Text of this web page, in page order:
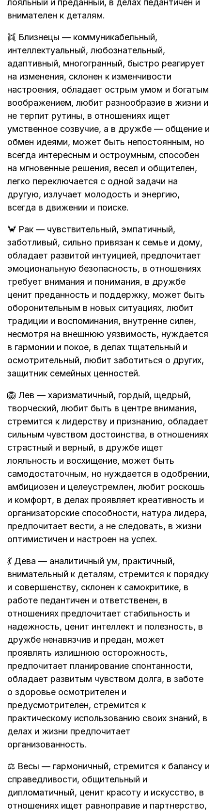
внимателен к деталям.
👯 Близнецы — коммуникабельный,
интеллектуальный, любознательный,
адаптивный, многогранный, быстро реагирует
на изменения, склонен к изменчивости
настроения, обладает острым умом и богатым
воображением, любит разнообразие в жизни и
не терпит рутины, в отношениях ищет
умственное созвучие, а в дружбе — общение и
обмен идеями, может быть непостоянным, но
всегда интересным и остроумным, способен
на мгновенные решения, весел и общителен,
легко переключается с одной задачи на
другую, излучает молодость и энергию,
всегда в движении и поиске.
🦀 Рак — чувствительный, эмпатичный,
заботливый, сильно привязан к семье и дому,
обладает развитой интуицией, предпочитает
эмоциональную безопасность, в отношениях
требует внимания и понимания, в дружбе
ценит преданность и поддержку, может быть
оборонительным в новых ситуациях, любит
традиции и воспоминания, внутренне силен,
несмотря на внешнюю уязвимость, нуждается
в гармонии и покое, в делах тщательный и
осмотрительный, любит заботиться о других,
защитник семейных ценностей.
🦁 Лев — харизматичный, гордый, щедрый,
творческий, любит быть в центре внимания,
стремится к лидерству и признанию, обладает
сильным чувством достоинства, в отношениях
страстный и верный, в дружбе ищет
лояльность и восхищение, может быть
самодостаточным, но нуждается в одобрении,
амбициозен и целеустремлен, любит роскошь
и комфорт, в делах проявляет креативность и
организаторские способности, натура лидера,
предпочитает вести, а не следовать, в жизни
оптимистичен и настроен на успех.
💃 Дева — аналитичный ум, практичный,
внимательный к деталям, стремится к порядку
и совершенству, склонен к самокритике, в
работе педантичен и ответственен, в
отношениях предпочитает стабильность и
надежность, ценит интеллект и полезность, в
дружбе ненавязчив и предан, может
проявлять излишнюю осторожность,
предпочитает планирование спонтанности,
обладает развитым чувством долга, в заботе
о здоровье осмотрителен и
предусмотрителен, стремится к
практическому использованию своих знаний, в
делах и жизни предпочитает
организованность.
⚖️ Весы — гармоничный, стремится к балансу и
справедливости, общительный и
дипломатичный, ценит красоту и искусство, в
отношениях ищет равноправие и партнерство,